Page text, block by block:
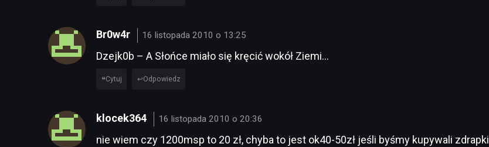
Br0w4r 16 listopada 2010 o 13:25
Dzejk0b – A Słońce miało się kręcić wokół Ziemi…
Cytuj Odpowiedz
klocek364 16 listopada 2010 o 20:36
nie wiem czy 1200msp to 20 zł, chyba to jest ok40-50zł jeśli byśmy kupywali zdrapki